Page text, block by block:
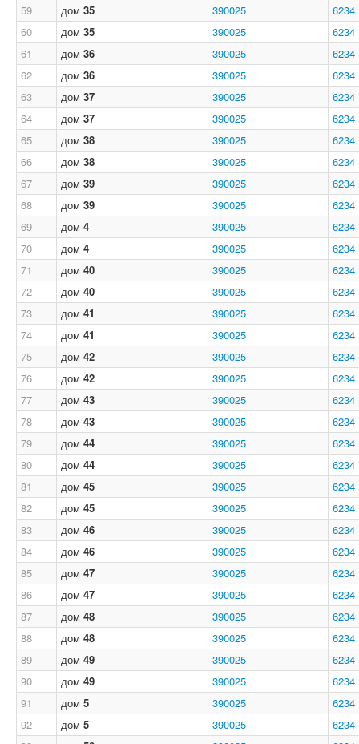
59
дом 35 390025
6234
60
дом 35 390025
6234
61
дом 36 390025
6234
62
дом 36 390025
6234
63
дом 37 390025
6234
64
дом 37 390025
6234
65
дом 38 390025
6234
66
дом 38 390025
6234
67
дом 39 390025
6234
68
дом 39 390025
6234
69
дом 4 390025
6234
70
дом 4 390025
6234
71
дом 40 390025
6234
72
дом 40 390025
6234
73
дом 41 390025
6234
74
дом 41 390025
6234
75
дом 42 390025
6234
76
дом 42 390025
6234
77
дом 43 390025
6234
78
дом 43 390025
6234
79
дом 44 390025
6234
80
дом 44 390025
6234
81
дом 45 390025
6234
82
дом 45 390025
6234
83
дом 46 390025
6234
84
дом 46 390025
6234
85
дом 47 390025
6234
86
дом 47 390025
6234
87
дом 48 390025
6234
88
дом 48 390025
6234
89
дом 49 390025
6234
90
дом 49 390025
6234
91
дом 5 390025
6234
92
дом 5 390025
6234